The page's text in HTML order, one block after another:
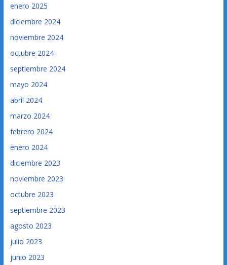
enero 2025
diciembre 2024
noviembre 2024
octubre 2024
septiembre 2024
mayo 2024
abril 2024
marzo 2024
febrero 2024
enero 2024
diciembre 2023
noviembre 2023
octubre 2023
septiembre 2023
agosto 2023
julio 2023
junio 2023